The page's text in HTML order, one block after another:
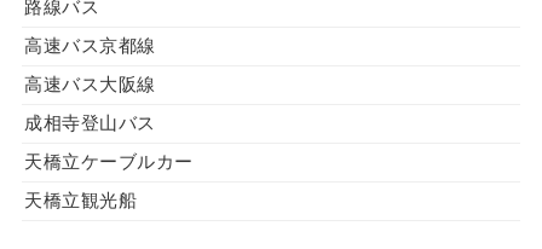
路線バス
高速バス京都線
高速バス大阪線
成相寺登山バス
天橋立ケーブルカー
天橋立観光船